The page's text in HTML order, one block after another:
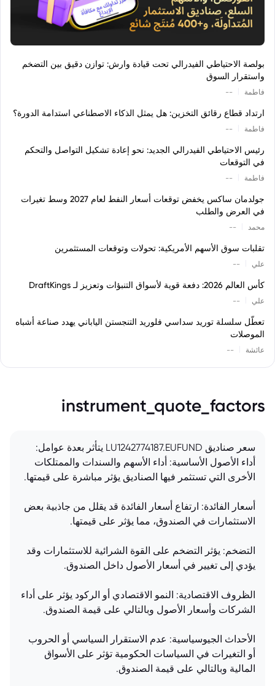
بولصة الاحتياطي الفيدرالي تحت قيادة وارش: توازن دقيق بين التضخم
واستقرار السوق
فاطمة --
ارتداد قطاع رقائق التخزين: هل يمثل الذكاء الاصطناعي استدامة الدورة؟
فاطمة --
رئيس الاحتياطي الفيدرالي الجديد: نحو إعادة تشكيل التواصل والتحكم
في التوقعات
فاطمة --
جولدمان ساكس يخفض توقعات أسعار النفط لعام 2027 وسط تغيرات
في العرض والطلب
محمد --
تقلبات سوق الأسهم الأمريكية: تحولات وتوقعات المستثمرين
علي --
كأس العالم 2026: دفعة قوية لأسواق التنبؤات وتعزيز لـ DraftKings
علي --
تعطّل سلسلة توريد سداسي فلوريد التنجستن الياباني يهدد صناعة أشباه
الموصلات
عائشة --
instrument_quote_factors
سعر صناديق LU1242774187.EUFUND يتأثر بعدة عوامل:
أداء الأصول الأساسية: أداء الأسهم والسندات والممتلكات
الأخرى التي تستثمر فيها الصناديق يؤثر مباشرة على قيمتها.
أسعار الفائدة: ارتفاع أسعار الفائدة قد يقلل من جاذبية بعض
الاستثمارات في الصندوق، مما يؤثر على قيمتها.
التضخم: يؤثر التضخم على القوة الشرائية للاستثمارات وقد
يؤدي إلى تغيير في أسعار الأصول داخل الصندوق.
الظروف الاقتصادية: النمو الاقتصادي أو الركود يؤثر على أداء
الشركات وأسعار الأصول وبالتالي على قيمة الصندوق.
الأحداث الجيوسياسية: عدم الاستقرار السياسي أو الحروب
أو التغيرات في السياسات الحكومية تؤثر على الأسواق
المالية وبالتالي على قيمة الصندوق.